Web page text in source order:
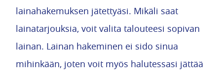
lainahakemuksen jätettyäsi. Mikäli saat
lainatarjouksia, voit valita talouteesi sopivan
lainan. Lainan hakeminen ei sido sinua
mihinkään, joten voit myös halutessasi jättää